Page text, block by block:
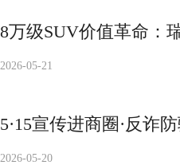
8万级SUV价值革命：
2026-05-21
5·15宣传进商圈·反
2026-05-20